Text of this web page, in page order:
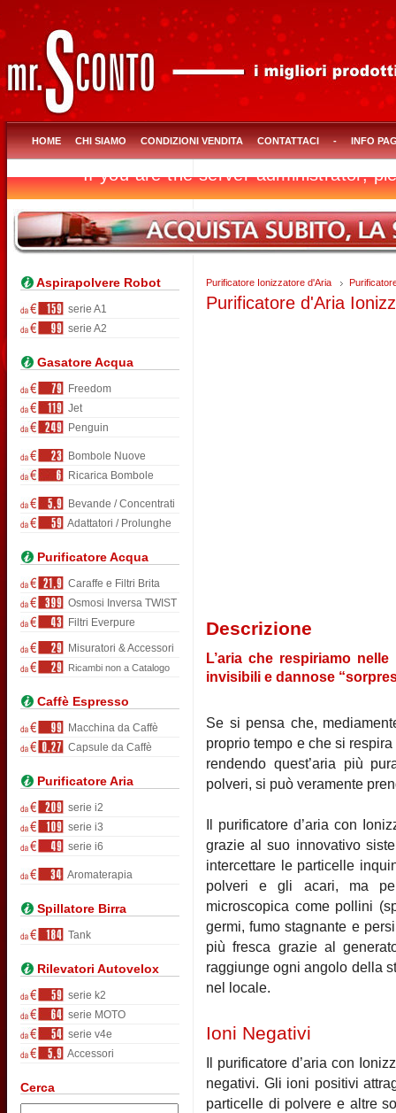
HOME CHI SIAMO CONDIZIONI VENDITA CONTATTACI - INFO
Aspirapolvere Robot
serie A1
serie A2
Gasatore Acqua
Freedom
Jet
Penguin
Bombole Nuove
Ricarica Bombole
Bevande / Concentrati
Adattatori / Prolunghe
Purificatore Acqua
Caraffe e Filtri Brita
Osmosi Inversa TWIST
Filtri Everpure
Misuratori & Accessori
Ricambi non a Catalogo
Caffè Espresso
Macchina da Caffè
Capsule da Caffè
Purificatore Aria
serie i2
serie i3
serie i6
Aromaterapia
Spillatore Birra
Tank
Rilevatori Autovelox
serie k2
serie MOTO
serie v4e
Accessori
Cerca
Purificatore Ionizzatore d'Aria
Purificatore d'Aria
Descrizione
L’aria che respiriamo
invisibili e dannose
Se si pensa che,
proprio tempo e che si
rendendo quest’aria più
polveri, si può veramente
Il purificatore d’aria con
grazie al suo innovativo
intercettare le particelle
polveri e gli acari, ma
microscopica come pollini
germi, fumo stagnante e
più fresca grazie al
raggiunge ogni angolo della
nel locale.
Ioni Negativi
Il purificatore d’aria con
negativi. Gli ioni positivi
particelle di polvere e altre